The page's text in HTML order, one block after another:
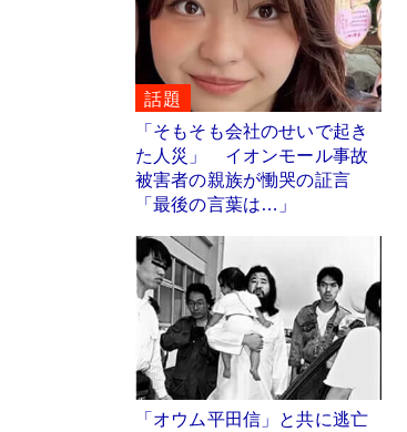
話題
「そもそも会社のせいで起き
た人災」 イオンモール事故
被害者の親族が慟哭の証言
「最後の言葉は…」
「オウム平田信」と共に逃亡